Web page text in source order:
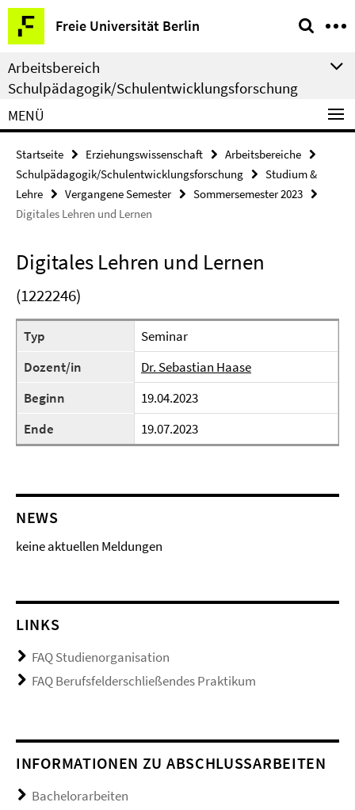
Springe
direkt
zu
Inhalt
Freie Universität Berlin
Service-
Navigation
Arbeitsbereich
Schulpädagogik/Schulentwicklungsforschung
MENÜ
Startseite Erziehungswissenschaft
Arbeitsbereiche
Schulpädagogik/Schulentwicklungsforschung
Studium &
Lehre
Vergangene Semester
Sommersemester 2023
Digitales Lehren und Lernen
Digitales Lehren und Lernen
(1222246)
Typ
Seminar
Dozent/in
Dr. Sebastian Haase
Beginn
19.04.2023
Ende
19.07.2023
NEWS
keine aktuellen Meldungen
LINKS
FAQ Studienorganisation
FAQ Berufsfelderschließendes Praktikum
INFORMATIONEN ZU ABSCHLUSSARBEITEN
Bachelorarbeiten